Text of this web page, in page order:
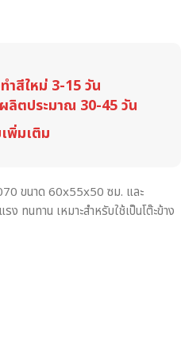
ำสีใหม่ 3-15 วัน
ลิตประมาณ 30-45 วัน
พิ่มเติม
ขนาด 60x55x50 ซม. และ
ทนทาน เหมาะสำหรับใช้เป็นโต๊ะข้าง